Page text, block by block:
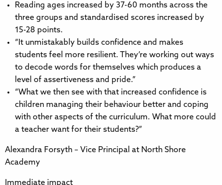
Reading ages increased by 37-60 months across the
three groups and standardised scores increased by
15-28 points.​​​​‌‍​‍​‍‌‍‌​‍‌‍‍‌‌‍‌‌‍‍‌‌‍‍​‍​‍​‍‍​‍​‍‌​‌‍​‌‌‍‍‌‍‍‌‌‌​‌‍‌​‍‍‌‍‍‌‌‍​‍​‍​‍​​‍​‍‌‍‍​‌​‍‌‍‌‌‌‍‌‍​‍​‍​‍‍​‍​‍​‍‌​‌‌​‌‌‌‌‍‌​‌‍‍‌‌‍​‍‌‍‍‌‌‍‍‌‌​‌‍‌‌‌‍‍‌‌​​‍‌‍‌‌‌‍‌​‌‍‍‌‌‌​​‍‌‍‌‌‍‌‍‌​‌‍‌‌​‌‌​​‌​‍‌‍‌‌‌​‌‍‌‌‌‍‍‌‌​‌‍​‌‌‌​‌‍‍‌‌‍‌‍‍​‍‌‍‍‌‌‍‌​​‌‌‍​‌‌‍‌‍​​​​‍‌​‍‌​‍‌‌‍‌‍‌‍​‍​‍‌​‌‍​​‌‌‍‌​​‌​‍‌​‌​​​​​‌‌‍​​‍‌​‍​​‌‍​‌​‍‌​‍‌​‍‌​‌‍​‌‌​​‌‍‌‍​​‌​​‍​‍​​​​​‌‌​‌‍‌‍​‍​‍‌‌​‌‍‌‌​​‌‍‌‌​‌‌​‌‌​‌‍‌​‍‌‍‌​‍‌​​‌‍​‌‌‌​‌‍‍​​‌‌‍​‍‌‍‌‍‌​‌‍‌​‍‌‌​‌‌‌​​‍‌‌‌‍‍‌‍‌‌‌‍‌​‍‌‌​​‌​‌​​‍‌‌​​‌​‌​​‍‌‌​​‍​​‍​‌​‌‍‌‌​​​​​​​‍‌​‍​​‌‌​‌​‌​​​‌‍‌​​‍​​‍‌‌​​‍​​‍​‍‌‌​‌‌‌​‌​​‍‍‌‍​‌‍‍​‌‍‍‌‌‍​‌‍‌​‌​‍‌‍‌‌‌‍‍​‍‌‌​‌‌‌​​‍‌‌‌‍‍‌‍‌‌‌‍‌​‍‌‌​​‌​‌​​‍‌‌​​‌​‌​​‍‌‌​​‍​​‍‌‍​‍‌‍‌‌‌‍​​‍‌​​‍‌‍‌​​​‌​​​​​‍‌‍‌‌​‌​​​‌​​​​‍‌‌​​‍​​‍​‍‌‌​‌‌‌​‌​​‍‍‌‌​‌‍‌‌‌‍​‌‌​​‌‍​‍‌‍​‌‌​‌‍‌‌‌‌‌‌‌​‍‌‍​​‌​‍‌‌​​‍‌​‌‍‌​‌‌​‌‌‌‌‍‌​‌‍‍‌‌‍​‍‌‍‌‍‍‌‌‍‌​​‌‌‍​‌‌‍‌‍​​​​‍‌​‍‌​‍‌‌‍‌‍‌‍​‍​‍‌​‌‍​​‌‌‍‌​​‌​‍‌​‌​​​​​‌‌‍​​‍‌​‍​​‌‍​‌​‍‌​‍‌​‍‌​‌‍​‌‌​​‌‍‌‍​​‌​​‍​‍​​​​​‌‌​‌‍‌‍​‍​‍‌‍‌‌​‌‍‌‌​​‌‍‌‌​‌‌​‌‌​‌‍‌​‍‌‍‌​‍‌‍‌​​‌‍​‌‌‌​‌‍‍​​‌‌‍​‍‌‍‌‍‌​‌‍‌​‍‌‌​‌‌‌​​‍‌‌‌‍‍‌‍‌‌‌‍‌​‍‌‌​​‌​‌​​‍‌‌​​‌​‌​​‍‌‌​​‍​​‍​‌​‌‍‌‌​​​​​​​‍‌​‍​​‌‌​‌​‌​​​‌‍‌​​‍​​‍‌‌​​‍​​‍​‍‌‌​‌‌‌​‌​​‍‍‌‍​‌‍‍​‌‍‍‌‌‍​‌‍‌​‌​‍‌‍‌‌‌‍‍​‍‌‌​‌‌‌​​‍‌‌‌‍‍‌‍‌‌‌‍‌​‍‌‌​​‌​‌​​‍‌‌​​‌​‌​​‍‌‌​​‍​​‍‌‍​‍‌‍‌‌‌‍​​‍‌​​‍‌‍‌​​​‌​​​​​‍‌‍‌‌​‌​​​‌​​​​‍‌‌​​‍​​‍​‍‌‌​‌‌‌​‌​​‍‍‌‌​‌‍‌‌‌‍​‌‌​​‍‌‍‌​​‌‍‌‌‌​‍‌​‌​​‌‍‌‌‌‍​‌‌​‌‍‍‌‌‌‍‌‍‌‌​‌‌​​‌‌‌‌‍​‍‌‍​‌‍‍‌‌​‌‍‍​‌‍‌‌‌‍‌​​‍​‍‌‌
“It unmistakably builds confidence and makes
students feel more resilient. They’re working out ways
to decode words for themselves which produces a
level of assertiveness and pride.”​​​​‌‍​‍​‍‌‍‌​‍‌‍‍‌‌‍‌‌‍‍‌‌‍‍​‍​‍​‍‍​‍​‍‌​‌‍​‌‌‍‍‌‍‍‌‌‌​‌‍‌​‍‍‌‍‍‌‌‍​‍​‍​‍​​‍​‍‌‍‍​‌​‍‌‍‌‌‌‍‌‍​‍​‍​‍‍​‍​‍​‍‌​‌‌​‌‌‌‌‍‌​‌‍‍‌‌‍​‍‌‍‍‌‌‍‍‌‌​‌‍‌‌‌‍‍‌‌​​‍‌‍‌‌‌‍‌​‌‍‍‌‌‌​​‍‌‍‌‌‍‌‍‌​‌‍‌‌​‌‌​​‌​‍‌‍‌‌‌​‌‍‌‌‌‍‍‌‌​‌‍​‌‌‌​‌‍‍‌‌‍‌‍‍​‍‌‍‍‌‌‍‌​​‌‌‍​‌‌‍‌‍​​​​‍‌​‍‌​‍‌‌‍‌‍‌‍​‍​‍‌​‌‍​​‌‌‍‌​​‌​‍‌​‌​​​​​‌‌‍​​‍‌​‍​​‌‍​‌​‍‌​‍‌​‍‌​‌‍​‌‌​​‌‍‌‍​​‌​​‍​‍​​​​​‌‌​‌‍‌‍​‍​‍‌‌​‌‍‌‌​​‌‍‌‌​‌‌​‌‌​‌‍‌​‍‌‍‌​‍‌​​‌‍​‌‌‌​‌‍‍​​‌‌‍​‍‌‍‌‍‌​‌‍‌​‍‌‌​‌‌‌​​‍‌‌‌‍‍‌‍‌‌‌‍‌​‍‌‌​​‌​‌​​‍‌‌​​‌​‌​​‍‌‌​​‍​​‍​‌​‌‌‌‍​‌‌‍‌​​‌‌​​‌‌‍‌‌​​‌​‍​‌‍‌​​‌‌​‌​​‍‌‌​​‍​​‍​‍‌‌​‌‌‌​‌​​‍‍‌‍​‌‍‍​‌‍‍‌‌‍​‌‍‌​‌​‍‌‍‌‌‌‍‍​‍‌‌​‌‌‌​​‍‌‌‌‍‍‌‍‌‌‌‍‌​‍‌‌​​‌​‌​​‍‌‌​​‌​‌​​‍‌‌​​‍​​‍​‌‌​​‍‌‍​‍​‌‌​‌‌‌‍​‍‌‍​​​‍​‌‍‌‍‌‍​‌‌​‌​​​​​‍‌‌​​‍​​‍​‍‌‌​‌‌‌​‌​​‍‍‌‌​‌‍‌‌‌‍​‌‌​​‌‍​‍‌‍​‌‌​‌‍‌‌‌‌‌‌‌​‍‌‍​​‌​‍‌‌​​‍‌​‌‍‌​‌‌​‌‌‌‌‍‌​‌‍‍‌‌‍​‍‌‍‌‍‍‌‌‍‌​​‌‌‍​‌‌‍‌‍​​​​‍‌​‍‌​‍‌‌‍‌‍‌‍​‍​‍‌​‌‍​​‌‌‍‌​​‌​‍‌​‌​​​​​‌‌‍​​‍‌​‍​​‌‍​‌​‍‌​‍‌​‍‌​‌‍​‌‌​​‌‍‌‍​​‌​​‍​‍​​​​​‌‌​‌‍‌‍​‍​‍‌‍‌‌​‌‍‌‌​​‌‍‌‌​‌‌​‌‌​‌‍‌​‍‌‍‌​‍‌‍‌​​‌‍​‌‌‌​‌‍‍​​‌‌‍​‍‌‍‌‍‌​‌‍‌​‍‌‌​‌‌‌​​‍‌‌‌‍‍‌‍‌‌‌‍‌​‍‌‌​​‌​‌​​‍‌‌​​‌​‌​​‍‌‌​​‍​​‍​‌​‌‌‌‍​‌‌‍‌​​‌‌​​‌‌‍‌‌​​‌​‍​‌‍‌​​‌‌​‌​​‍‌‌​​‍​​‍​‍‌‌​‌‌‌​‌​​‍‍‌‍​‌‍‍​‌‍‍‌‌‍​‌‍‌​‌​‍‌‍‌‌‌‍‍​‍‌‌​‌‌‌​​‍‌‌‌‍‍‌‍‌‌‌‍‌​‍‌‌​​‌​‌​​‍‌‌​​‌​‌​​‍‌‌​​‍​​‍​‌‌​​‍‌‍​‍​‌‌​‌‌‌‍​‍‌‍​​​‍​‌‍‌‍‌‍​‌‌​‌​​​​​‍‌‌​​‍​​‍​‍‌‌​‌‌‌​‌​​‍‍‌‌​‌‍‌‌‌‍​‌‌​​‍‌‍‌​​‌‍‌‌‌​‍‌​‌​​‌‍‌‌‌‍​‌‌​‌‍‍‌‌‌‍‌‍‌‌​‌‌​​‌‌‌‌‍​‍‌‍​‌‍‍‌‌​‌‍‍​‌‍‌‌‌‍‌​​‍​‍‌‌
“What we then see with that increased confidence is
children managing their behaviour better and coping
with other aspects of the curriculum. What more could
a teacher want for their students?”​​​​‌‍​‍​‍‌‍‌​‍‌‍‍‌‌‍‌‌‍‍‌‌‍‍​‍​‍​‍‍​‍​‍‌​‌‍​‌‌‍‍‌‍‍‌‌‌​‌‍‌​‍‍‌‍‍‌‌‍​‍​‍​‍​​‍​‍‌‍‍​‌​‍‌‍‌‌‌‍‌‍​‍​‍​‍‍​‍​‍​‍‌​‌‌​‌‌‌‌‍‌​‌‍‍‌‌‍​‍‌‍‍‌‌‍‍‌‌​‌‍‌‌‌‍‍‌‌​​‍‌‍‌‌‌‍‌​‌‍‍‌‌‌​​‍‌‍‌‌‍‌‍‌​‌‍‌‌​‌‌​​‌​‍‌‍‌‌‌​‌‍‌‌‌‍‍‌‌​‌‍​‌‌‌​‌‍‍‌‌‍‌‍‍​‍‌‍‍‌‌‍‌​​‌‌‍​‌‌‍‌‍​​​​‍‌​‍‌​‍‌‌‍‌‍‌‍​‍​‍‌​‌‍​​‌‌‍‌​​‌​‍‌​‌​​​​​‌‌‍​​‍‌​‍​​‌‍​‌​‍‌​‍‌​‍‌​‌‍​‌‌​​‌‍‌‍​​‌​​‍​‍​​​​​‌‌​‌‍‌‍​‍​‍‌‌​‌‍‌‌​​‌‍‌‌​‌‌​‌‌​‌‍‌​‍‌‍‌​‍‌​​‌‍​‌‌‌​‌‍‍​​‌‌‍​‍‌‍‌‍‌​‌‍‌​‍‌‌​‌‌‌​​‍‌‌‌‍‍‌‍‌‌‌‍‌​‍‌‌​​‌​‌​​‍‌‌​​‌​‌​​‍‌‌​​‍​​‍​​‌‌‍​‍​‍​​​‌​​​‌‌​​‍‌‍‌‌​​​‍​​‍‌​​​‍‌‌​​‍​​‍​‍‌‌​‌‌‌​‌​​‍‍‌‍​‌‍‍​‌‍‍‌‌‍​‌‍‌​‌​‍‌‍‌‌‌‍‍​‍‌‌​‌‌‌​​‍‌‌‌‍‍‌‍‌‌‌‍‌​‍‌‌​​‌​‌​​‍‌‌​​‌​‌​​‍‌‌​​‍​​‍​‌‍​‌‌‌‍​‍​‍​‌‍​‌​‌​​​​​‌‌​‌‍​‍​‌‍‌​​‍​​​​​‍‌‌​​‍​​‍​‍‌‌​‌‌‌​‌​​‍‍‌‌​‌‍‌‌‌‍​‌‌​​‌‍​‍‌‍​‌‌​‌‍‌‌‌‌‌‌‌​‍‌‍​​‌​‍‌‌​​‍‌​‌‍‌​‌‌​‌‌‌‌‍‌​‌‍‍‌‌‍​‍‌‍‌‍‍‌‌‍‌​​‌‌‍​‌‌‍‌‍​​​​‍‌​‍‌​‍‌‌‍‌‍‌‍​‍​‍‌​‌‍​​‌‌‍‌​​‌​‍‌​‌​​​​​‌‌‍​​‍‌​‍​​‌‍​‌​‍‌​‍‌​‍‌​‌‍​‌‌​​‌‍‌‍​​‌​​‍​‍​​​​​‌‌​‌‍‌‍​‍​‍‌‍‌‌​‌‍‌‌​​‌‍‌‌​‌‌​‌‌​‌‍‌​‍‌‍‌​‍‌‍‌​​‌‍​‌‌‌​‌‍‍​​‌‌‍​‍‌‍‌‍‌​‌‍‌​‍‌‌​‌‌‌​​‍‌‌‌‍‍‌‍‌‌‌‍‌​‍‌‌​​‌​‌​​‍‌‌​​‌​‌​​‍‌‌​​‍​​‍​​‌‌‍​‍​‍​​​‌​​​‌‌​​‍‌‍‌‌​​​‍​​‍‌​​​‍‌‌​​‍​​‍​‍‌‌​‌‌‌​‌​​‍‍‌‍​‌‍‍​‌‍‍‌‌‍​‌‍‌​‌​‍‌‍‌‌‌‍‍​‍‌‌​‌‌‌​​‍‌‌‌‍‍‌‍‌‌‌‍‌​‍‌‌​​‌​‌​​‍‌‌​​‌​‌​​‍‌‌​​‍​​‍​‌‍​‌‌‌‍​‍​‍​‌‍​‌​‌​​​​​‌‌​‌‍​‍​‌‍‌​​‍​​​​​‍‌‌​​‍​​‍​‍‌‌​‌‌‌​‌​​‍‍‌‌​‌‍‌‌‌‍​‌‌​​‍‌‍‌​​‌‍‌‌‌​‍‌​‌​​‌‍‌‌‌‍​‌‌​‌‍‍‌‌‌‍‌‍‌‌​‌‌​​‌‌‌‌‍​‍‌‍​‌‍‍‌‌​‌‍‍​‌‍‌‌‌‍‌​​‍​‍‌‌
Alexandra Forsyth – Vice Principal at North Shore
Academy​​​​‌‍​‍​‍‌‍‌​‍‌‍‍‌‌‍‌‌‍‍‌‌‍‍​‍​‍​‍‍​‍​‍‌​‌‍​‌‌‍‍‌‍‍‌‌‌​‌‍‌​‍‍‌‍‍‌‌‍​‍​‍​‍​​‍​‍‌‍‍​‌​‍‌‍‌‌‌‍‌‍​‍​‍​‍‍​‍​‍​‍‌​‌‌​‌‌‌‌‍‌​‌‍‍‌‌‍​‍‌‍‍‌‌‍‍‌‌​‌‍‌‌‌‍‍‌‌​​‍‌‍‌‌‌‍‌​‌‍‍‌‌‌​​‍‌‍‌‌‍‌‍‌​‌‍‌‌​‌‌​​‌​‍‌‍‌‌‌​‌‍‌‌‌‍‍‌‌​‌‍​‌‌‌​‌‍‍‌‌‍‌‍‍​‍‌‍‍‌‌‍‌​​‌‌‍​‌‌‍‌‍​​​​‍‌​‍‌​‍‌‌‍‌‍‌‍​‍​‍‌​‌‍​​‌‌‍‌​​‌​‍‌​‌​​​​​‌‌‍​​‍‌​‍​​‌‍​‌​‍‌​‍‌​‍‌​‌‍​‌‌​​‌‍‌‍​​‌​​‍​‍​​​​​‌‌​‌‍‌‍​‍​‍‌‌​‌‍‌‌​​‌‍‌‌​‌‌​‌‌​‌‍‌​‍‌‍‌​‍‌​​‌‍​‌‌‌​‌‍‍​​‌‌‍​‍‌‍‌‍‌​‌‍‌​‍‌‌​‌‌‌​​‍‌‌‌‍‍‌‍‌‌‌‍‌​‍‌‌​​‌​‌​​‍‌‌​​‌​‌​​‍‌‌​​‍​​‍‌‍‌​​‌​​​‍‌‍​‍‌‍‌​‌‍‌​​‌‌​​‌‍‌‍​‌​‌​‌‍‌​​‍‌‌​​‍​​‍​‍‌‌​‌‌‌​‌​​‍‍‌‍​‌‍‍​‌‍‍‌‌‍​‌‍‌​‌​‍‌‍‌‌‌‍‍​‍‌‌​‌‌‌​​‍‌‌‌‍‍‌‍‌‌‌‍‌​‍‌‌​​‌​‌​​‍‌‌​​‌​‌​​‍‌‌​​‍​​‍​‌​​‍​​​‌‌‍​‍‌‍​​‌​‌‍‌‍‌‍‌‌‌‍​​‌‌​‌‍‌‍‌​​​​​‍‌‌​​‍​​‍​‍‌‌​‌‌‌​‌​​‍‍‌‌​‌‍‌‌‌‍​‌‌​​‌‍​‍‌‍​‌‌​‌‍‌‌‌‌‌‌‌​‍‌‍​​‌​‍‌‌​​‍‌​‌‍‌​‌‌​‌‌‌‌‍‌​‌‍‍‌‌‍​‍‌‍‌‍‍‌‌‍‌​​‌‌‍​‌‌‍‌‍​​​​‍‌​‍‌​‍‌‌‍‌‍‌‍​‍​‍‌​‌‍​​‌‌‍‌​​‌​‍‌​‌​​​​​‌‌‍​​‍‌​‍​​‌‍​‌​‍‌​‍‌​‍‌​‌‍​‌‌​​‌‍‌‍​​‌​​‍​‍​​​​​‌‌​‌‍‌‍​‍​‍‌‍‌‌​‌‍‌‌​​‌‍‌‌​‌‌​‌‌​‌‍‌​‍‌‍‌​‍‌‍‌​​‌‍​‌‌‌​‌‍‍​​‌‌‍​‍‌‍‌‍‌​‌‍‌​‍‌‌​‌‌‌​​‍‌‌‌‍‍‌‍‌‌‌‍‌​‍‌‌​​‌​‌​​‍‌‌​​‌​‌​​‍‌‌​​‍​​‍‌‍‌​​‌​​​‍‌‍​‍‌‍‌​‌‍‌​​‌‌​​‌‍‌‍​‌​‌​‌‍‌​​‍‌‌​​‍​​‍​‍‌‌​‌‌‌​‌​​‍‍‌‍​‌‍‍​‌‍‍‌‌‍​‌‍‌​‌​‍‌‍‌‌‌‍‍​‍‌‌​‌‌‌​​‍‌‌‌‍‍‌‍‌‌‌‍‌​‍‌‌​​‌​‌​​‍‌‌​​‌​‌​​‍‌‌​​‍​​‍​‌​​‍​​​‌‌‍​‍‌‍​​‌​‌‍‌‍‌‍‌‌‌‍​​‌‌​‌‍‌‍‌​​​​​‍‌‌​​‍​​‍​‍‌‌​‌‌‌​‌​​‍‍‌‌​‌‍‌‌‌‍​‌‌​​‍‌‍‌​​‌‍‌‌‌​‍‌​‌​​‌‍‌‌‌‍​‌‌​‌‍‍‌‌‌‍‌‍‌‌​‌‌​​‌‌‌‌‍​‍‌‍​‌‍‍‌‌​‌‍‍​‌‍‌‌‌‍‌​​‍​‍‌‌
Immediate impact​​​​‌‍​‍​‍‌‍‌​‍‌‍‍‌‌‍‌‌‍‍‌‌‍‍​‍​‍​‍‍​‍​‍‌​‌‍​‌‌‍‍‌‍‍‌‌‌​‌‍‌​‍‍‌‍‍‌‌‍​‍​‍​‍​​‍​‍‌‍‍​‌​‍‌‍‌‌‌‍‌‍​‍​‍​‍‍​‍​‍​‍‌​‌‌​‌‌‌‌‍‌​‌‍‍‌‌‍​‍‌‍‍‌‌‍‍‌‌​‌‍‌‌‌‍‍‌‌​​‍‌‍‌‌‌‍‌​‌‍‍‌‌‌​​‍‌‍‌‌‍‌‍‌​‌‍‌‌​‌‌​​‌​‍‌‍‌‌‌​‌‍‌‌‌‍‍‌‌​‌‍​‌‌‌​‌‍‍‌‌‍‌‍‍​‍‌‍‍‌‌‍‌​​‌‌‍​‌‌‍‌‍​​​​‍‌​‍‌​‍‌‌‍‌‍‌‍​‍​‍‌​‌‍​​‌‌‍‌​​‌​‍‌​‌​​​​​‌‌‍​​‍‌​‍​​‌‍​‌​‍‌​‍‌​‍‌​‌‍​‌‌​​‌‍‌‍​​‌​​‍​‍​​​​​‌‌​‌‍‌‍​‍​‍‌‌​‌‍‌‌​​‌‍‌‌​‌‌​‌‌​‌‍‌​‍‌‍‌​‍‌​​‌‍​‌‌‌​‌‍‍​​‌‌‍​‍‌‍‌‍‌​‌‍‌​‍‌‌​‌‌‌​​‍‌‌‌‍‍‌‍‌‌‌‍‌​‍‌‌​​‌​‌​​‍‌‌​​‌​‌​​‍‌‌​​‍​​‍​‍‌‌‍‌‌​‌‍​‌​​‍​‌‍​‌​​​​‍‌‍​‌‌‍‌‍​‌​‌​​‍‌‌​​‍​​‍​‍‌‌​‌‌‌​‌​​‍‍‌‍​‌‍‍​‌‍‍‌‌‍​‌‍‌​‌​‍‌‍‌‌‌‍‍​‍‌‌​‌‌‌​​‍‌‌‌‍‍‌‍‌‌‌‍‌​‍‌‌​​‌​‌​​‍‌‌​​‌​‌​​‍‌‌​​‍​​‍​​‍‌‍​​‌‌​‌‍‌‍‌‍‌‍​​‌‍‌‍​‍​‍​​‌‍‌‍​‌‌‍​‍​​​​‍‌‌​​‍​​‍​‍‌‌​‌‌‌​‌​​‍‍‌‌​‌‍‌‌‌‍​‌‌​​‌‍​‍‌‍​‌‌​‌‍‌‌‌‌‌‌‌​‍‌‍​​‌​‍‌‌​​‍‌​‌‍‌​‌‌​‌‌‌‌‍‌​‌‍‍‌‌‍​‍‌‍‌‍‍‌‌‍‌​​‌‌‍​‌‌‍‌‍​​​​‍‌​‍‌​‍‌‌‍‌‍‌‍​‍​‍‌​‌‍​​‌‌‍‌​​‌​‍‌​‌​​​​​‌‌‍​​‍‌​‍​​‌‍​‌​‍‌​‍‌​‍‌​‌‍​‌‌​​‌‍‌‍​​‌​​‍​‍​​​​​‌‌​‌‍‌‍​‍​‍‌‍‌‌​‌‍‌‌​​‌‍‌‌​‌‌​‌‌​‌‍‌​‍‌‍‌​‍‌‍‌​​‌‍​‌‌‌​‌‍‍​​‌‌‍​‍‌‍‌‍‌​‌‍‌​‍‌‌​‌‌‌​​‍‌‌‌‍‍‌‍‌‌‌‍‌​‍‌‌​​‌​‌​​‍‌‌​​‌​‌​​‍‌‌​​‍​​‍​‍‌‌‍‌‌​‌‍​‌​​‍​‌‍​‌​​​​‍‌‍​‌‌‍‌‍​‌​‌​​‍‌‌​​‍​​‍​‍‌‌​‌‌‌​‌​​‍‍‌‍​‌‍‍​‌‍‍‌‌‍​‌‍‌​‌​‍‌‍‌‌‌‍‍​‍‌‌​‌‌‌​​‍‌‌‌‍‍‌‍‌‌‌‍‌​‍‌‌​​‌​‌​​‍‌‌​​‌​‌​​‍‌‌​​‍​​‍​​‍‌‍​​‌‌​‌‍‌‍‌‍‌‍​​‌‍‌‍​‍​‍​​‌‍‌‍​‌‌‍​‍​​​​‍‌‌​​‍​​‍​‍‌‌​‌‌‌​‌​​‍‍‌‌​‌‍‌‌‌‍​‌‌​​‍‌‍‌​​‌‍‌‌‌​‍‌​‌​​‌‍‌‌‌‍​‌‌​‌‍‍‌‌‌‍‌‍‌‌​‌‌​​‌‌‌‌‍​‍‌‍​‌‍‍‌‌​‌‍‍​‌‍‌‌‌‍‌​​‍​‍‌‌